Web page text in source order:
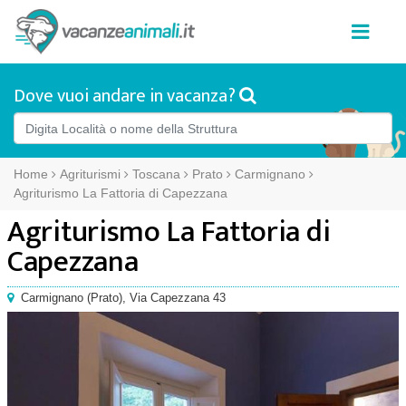
Dove vuoi andare in vacanza?
Home Agriturismi Toscana Prato
Carmignano
Agriturismo La Fattoria di Capezzana
Agriturismo La Fattoria di
Capezzana
Carmignano (Prato), Via Capezzana 43